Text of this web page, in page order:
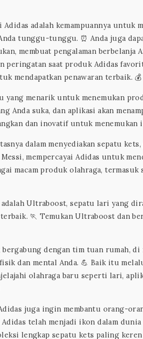
adalah kemampuannya untuk
tunggu-tunggu. ⏰ Anda juga
membuat pengalaman berbelanja
peringatan saat produk Adidas
mendapatkan penawaran terbaik. 💰
yang menarik untuk menemukan
Anda suka, dan aplikasi akan
dan inovatif untuk menemukan
dalam menyediakan sepatu
mempercayai Adidas untuk
macam produk olahraga,
Ultraboost, sepatu lari yang
🏃 Temukan Ultraboost dan
dengan tim tuan rumah, di
dan mental Anda. 💪 Baik itu
olahraga baru seperti lari,
juga ingin membantu orang-
telah menjadi ikon dalam
lengkap sepatu kets paling